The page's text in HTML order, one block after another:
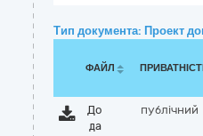
Тип документа: Проект
ФАЙЛ
До
да
публічний